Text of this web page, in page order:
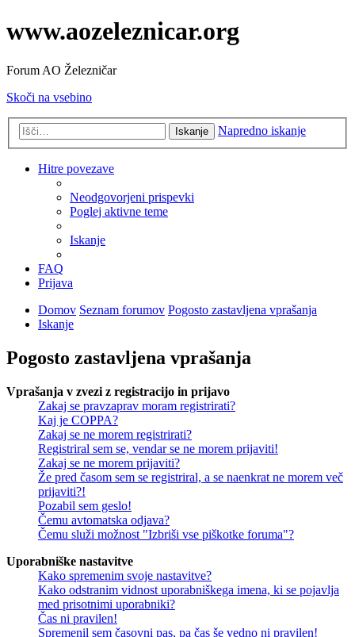
www.aozeleznicar.org
Forum AO Železničar
Skoči na vsebino
Iskanje Napredno iskanje
Hitre povezave
Neodgovorjeni prispevki
Poglej aktivne teme
Iskanje
FAQ
Prijava
Domov Seznam forumov Pogosto zastavljena vprašanja
Iskanje
Pogosto zastavljena vprašanja
Vprašanja v zvezi z registracijo in prijavo
Zakaj se pravzaprav moram registrirati?
Kaj je COPPA?
Zakaj se ne morem registrirati?
Registriral sem se, vendar se ne morem prijaviti!
Zakaj se ne morem prijaviti?
Že pred časom sem se registriral, a se naenkrat ne morem več
prijaviti?!
Pozabil sem geslo!
Čemu avtomatska odjava?
Čemu služi možnost "Izbriši vse piškotke foruma"?
Uporabniške nastavitve
Kako spremenim svoje nastavitve?
Kako odstranim vidnost uporabniškega imena, ki se pojavlja
med prisotnimi uporabniki?
Čas ni pravilen!
Spremenil sem časovni pas, pa čas še vedno ni pravilen!